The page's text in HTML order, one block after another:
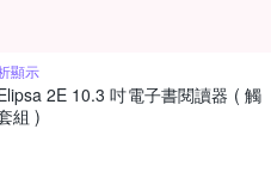
顯示
2E 10.3 吋電子書閱讀器 ( 觸
組 )